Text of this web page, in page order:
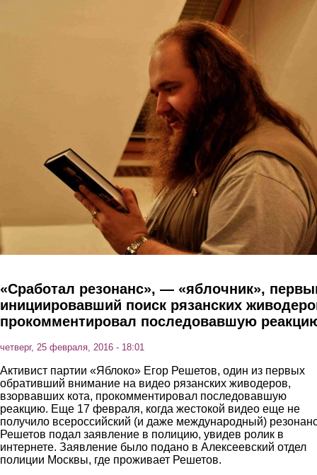
«Сработал резонанс», — «яблочник»,
инициировавший поиск рязанских
прокомментировал последовавшую
четверг, 25 февраля, 2016 - 18:01
Активист партии «Яблоко» Егор Решетов, один из первых
обративший внимание на видео рязанских живодеров,
взорвавших кота, прокомментировал последовавшую
реакцию. Еще 17 февраля, когда жестокой видео еще не
получило всероссийский (и даже международный)
Решетов подал заявление в полицию, увидев ролик в
интернете. Заявление было подано в Алексеевский отдел
полиции Москвы, где проживает Решетов.